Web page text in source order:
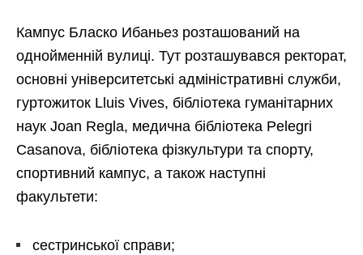
Кампус Бласко Ибаньез розташований на
однойменній вулиці. Тут розташувався ректорат,
основні університетські адміністративні служби,
гуртожиток Lluis Vives, бібліотека гуманітарних
наук Joan Regla, медична бібліотека Pelegri
Casanova, бібліотека фізкультури та спорту,
спортивний кампус, а також наступні
факультети:
сестринської справи;